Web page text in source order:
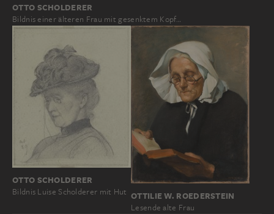
OTTO SCHOLDERER
Bildnis einer älteren Frau mit gesenktem Kopf…
OTTO SCHOLDERER
Bildnis Luise Scholderer mit Hut OTTILIE W. ROEDERSTEIN
Lesende alte Frau